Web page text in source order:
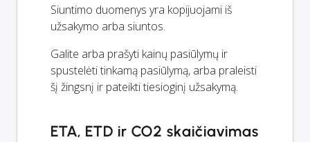
Siuntimo duomenys yra kopijuojami iš
užsakymo arba siuntos.
Galite arba prašyti kainų pasiūlymų ir
spustelėti tinkamą pasiūlymą, arba praleisti
šį žingsnį ir pateikti tiesioginį užsakymą.
ETA, ETD ir CO2 skaičiavimas